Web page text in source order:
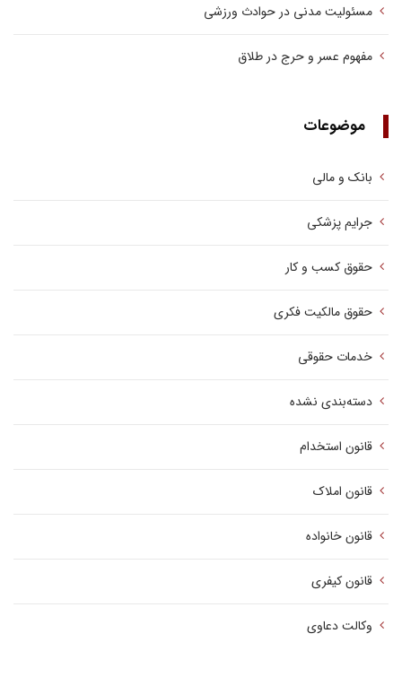
مسئولیت مدنی در حوادث ورزشی
مفهوم عسر و حرج در طلاق
موضوعات
بانک و مالی
جرایم پزشکی
حقوق کسب‌ و کار
حقوق مالکیت فکری
خدمات حقوقی
دسته‌بندی نشده
قانون استخدام
قانون املاک
قانون خانواده
قانون کیفری
وکالت دعاوی